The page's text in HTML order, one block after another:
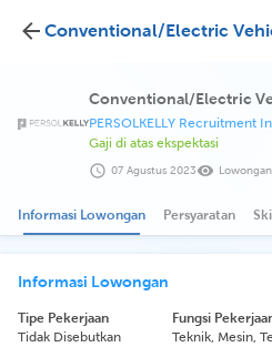
Conventional/Electric
PERSOLKELLY Recruitment
Gaji di atas ekspektasi
07 Agustus 2023
Informasi Lowongan Persyaratan
Informasi Lowongan
Tipe Pekerjaan
Tidak Disebutkan
Fungsi
Teknik, Mesin,